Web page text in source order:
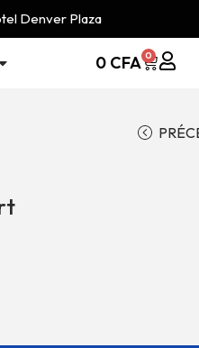
Denver Plaza
0 CFA 0